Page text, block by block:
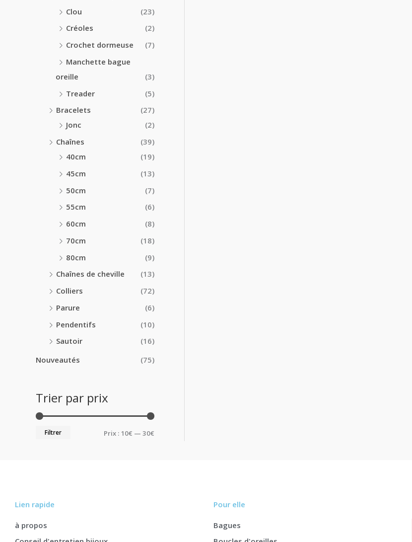
Clou
(23)
Créoles
(2)
Crochet dormeuse
(7)
Manchette bague
oreille
(3)
Treader
(5)
Bracelets
(27)
Jonc
(2)
Chaînes
(39)
40cm
(19)
45cm
(13)
50cm
(7)
55cm
(6)
60cm
(8)
70cm
(18)
80cm
(9)
Chaînes de cheville
(13)
Colliers
(72)
Parure
(6)
Pendentifs
(10)
Sautoir
(16)
Nouveautés
(75)
Trier par prix
Filtrer Prix : 10€ — 30€
Lien rapide
à propos
Pour elle
Bagues